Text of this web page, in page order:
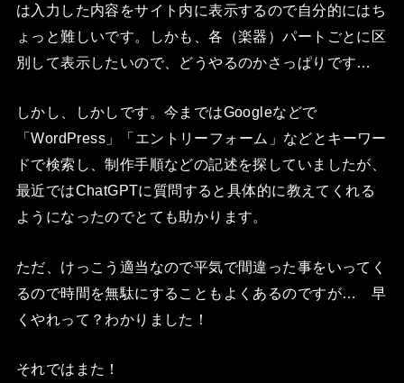
は入力した内容をサイト内に表示するので自分的にはち
ょっと難しいです。しかも、各（楽器）パートごとに区
別して表示したいので、どうやるのかさっぱりです…
しかし、しかしです。今まではGoogleなどで
「WordPress」「エントリーフォーム」などとキーワー
ドで検索し、制作手順などの記述を探していましたが、
最近ではChatGPTに質問すると具体的に教えてくれる
ようになったのでとても助かります。
ただ、けっこう適当なので平気で間違った事をいってく
るので時間を無駄にすることもよくあるのですが… 早
くやれって？わかりました！
それではまた！